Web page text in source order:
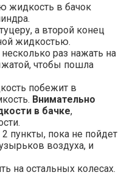
жидкость в бачок
а второй конец
жидкостью.
раз нажать на
чтобы пошла
побежит в
Внимательно
в бачке,
пункты, пока не пойдет
воздуха, и
на остальных колесах.